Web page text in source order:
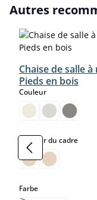
Ignorer la galerie de
Autres
Chaise de salle
Pieds en bois
Couleurselect
Couleur du cadreselect
Farbeselect